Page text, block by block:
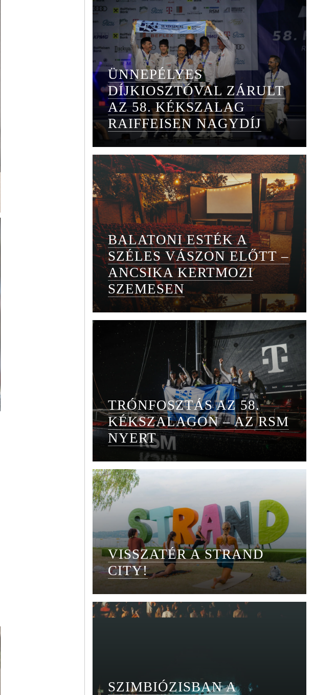
ÜNNEPÉLYES
DÍJKIOSZTÓVAL ZÁRULT
AZ 58. KÉKSZALAG
RAIFFEISEN NAGYDÍJ
BALATONI ESTÉK A
SZÉLES VÁSZON ELŐTT –
ANCSIKA KERTMOZI
SZEMESEN
TRÓNFOSZTÁS AZ 58.
KÉKSZALAGON – AZ RSM
NYERT
VISSZATÉR A STRAND
CITY!
SZIMBIÓZISBAN A